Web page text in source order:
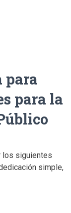
para
para la
los siguientes
simple,